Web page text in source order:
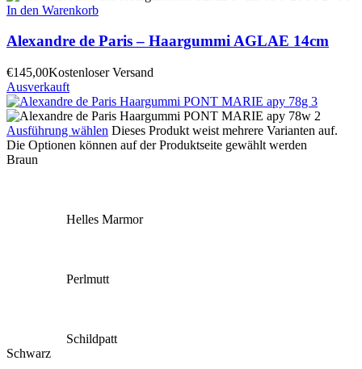
In den Warenkorb
Alexandre de Paris – Haargummi AGLAE 14cm
€145,00Kostenloser Versand
Ausverkauft
Ausführung wählen Dieses Produkt weist mehrere Varianten auf.
Die Optionen können auf der Produktseite gewählt werden
Braun
Helles Marmor
Perlmutt
Schildpatt
Schwarz